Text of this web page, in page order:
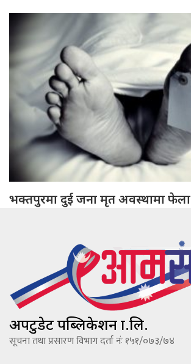
भक्तपुरमा दुई जना मृत अवस्थामा फेला
अपटुडेट पब्लिकेशन प्रा.लि.
सूचना तथा प्रसारण विभाग दर्ता नंः १५१/०७३/७४